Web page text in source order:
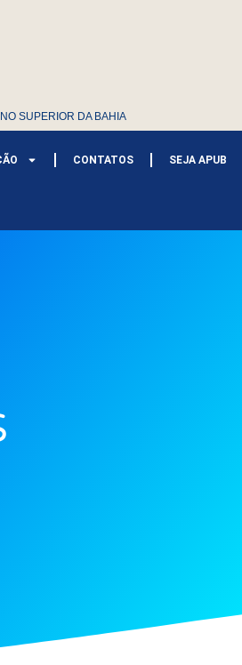
SUPERIOR DA BAHIA
CONTATOS SEJA APUB